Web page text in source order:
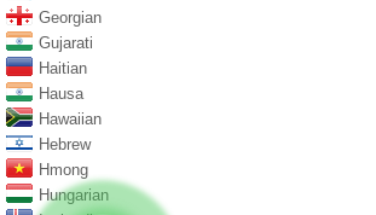
Georgian
Gujarati
Haitian
Hausa
Hawaiian
Hebrew
Hmong
Hungarian